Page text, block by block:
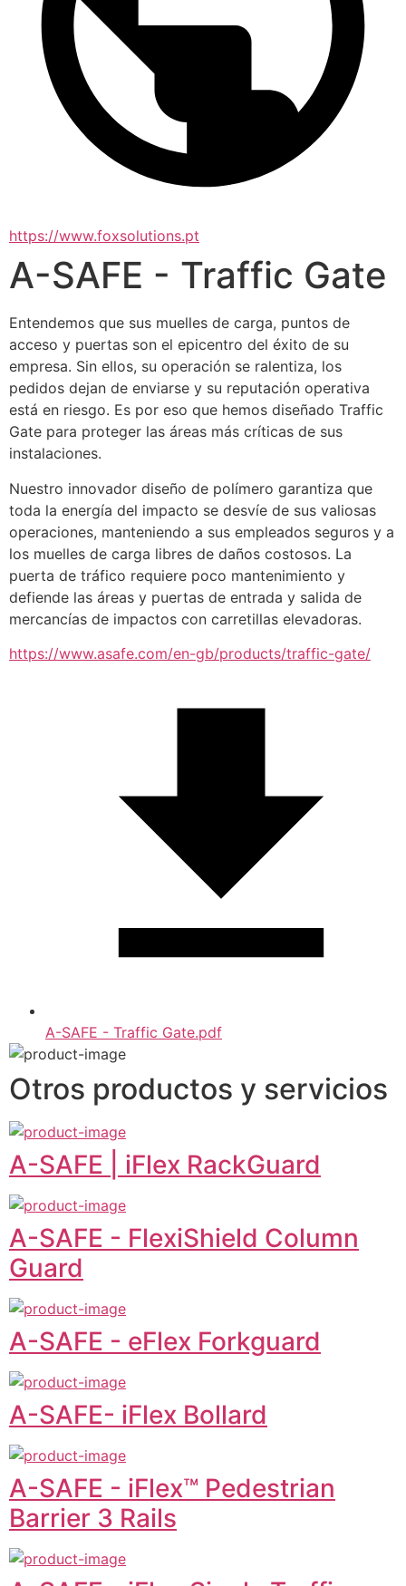
https://www.foxsolutions.pt
A-SAFE - Traffic Gate
Entendemos que sus muelles de carga, puntos de
acceso y puertas son el epicentro del éxito de su
empresa. Sin ellos, su operación se ralentiza, los
pedidos dejan de enviarse y su reputación operativa
está en riesgo. Es por eso que hemos diseñado Traffic
Gate para proteger las áreas más críticas de sus
instalaciones.
Nuestro innovador diseño de polímero garantiza que
toda la energía del impacto se desvíe de sus valiosas
operaciones, manteniendo a sus empleados seguros y a
los muelles de carga libres de daños costosos. La
puerta de tráfico requiere poco mantenimiento y
defiende las áreas y puertas de entrada y salida de
mercancías de impactos con carretillas elevadoras.
https://www.asafe.com/en-gb/products/traffic-gate/
A-SAFE - Traffic Gate.pdf
Otros productos y servicios
A-SAFE | iFlex RackGuard
A-SAFE - FlexiShield Column
Guard
A-SAFE - eFlex Forkguard
A-SAFE- iFlex Bollard
A-SAFE - iFlex™ Pedestrian
Barrier 3 Rails